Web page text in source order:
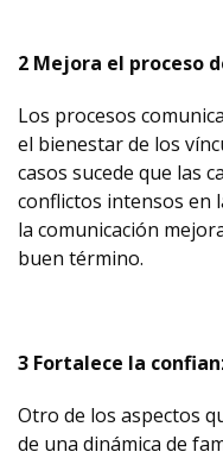
2 Mejora el proceso
Los procesos
el bienestar de los
casos sucede que las
conflictos intensos en
la comunicación
buen término.
3 Fortalece la
Otro de los aspectos
de una dinámica de